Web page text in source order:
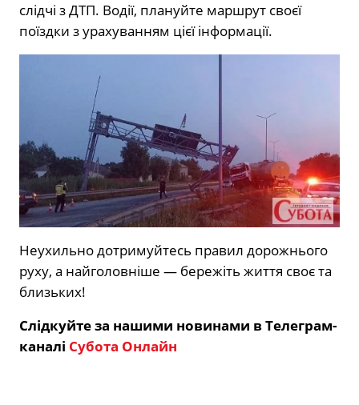
слідчі з ДТП. Водії, плануйте маршрут своєї
поїздки з урахуванням цієї інформації.
Неухильно дотримуйтесь правил дорожнього
руху, а найголовніше — бережіть життя своє та
близьких!
Слідкуйте за нашими новинами в Телеграм-
каналі Субота Онлайн